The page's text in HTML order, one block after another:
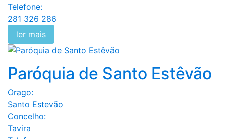
Telefone:
281 326 286
ler mais
Paróquia de Santo Estêvão
Orago:
Santo Estevão
Concelho:
Tavira